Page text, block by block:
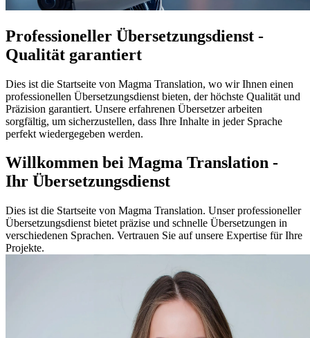
Professioneller Übersetzungsdienst -
Qualität garantiert
Dies ist die Startseite von Magma Translation, wo wir Ihnen einen
professionellen Übersetzungsdienst bieten, der höchste Qualität und
Präzision garantiert. Unsere erfahrenen Übersetzer arbeiten
sorgfältig, um sicherzustellen, dass Ihre Inhalte in jeder Sprache
perfekt wiedergegeben werden.
Willkommen bei Magma Translation -
Ihr Übersetzungsdienst
Dies ist die Startseite von Magma Translation. Unser professioneller
Übersetzungsdienst bietet präzise und schnelle Übersetzungen in
verschiedenen Sprachen. Vertrauen Sie auf unsere Expertise für Ihre
Projekte.